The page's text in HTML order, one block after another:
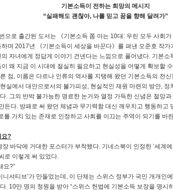
기본소득이 전하는 희망의 메시지
“실패해도 괜찮아, 나를 믿고 꿈을 향해 달려가”
으로 출간된 도서는 《기본소득 쫌 아는 10대: 우린 모두 사회
며 2017년 《기본소득이 세상을 바꾼다》를 펴낸 오준호 작
자녀에게 정답게 이야기 건넨다는 느낌으로 풀어냈다. 기본소
왜 지금 이 시대에 절실히 필요하고 현실성을 어떻게 확보할
점, 이름은 다르나 인류의 역사를 지탱해 왔던 기본소득의 전
실에서 대안으로서의 불가피성, 현실적인 재원 마련의 방안,
. 그의 반박 불가능한 명료한 논거와 열정 가득한 신념은 절망
든다. 방패로 써 왔던 체념과 무기력함 대신 깨우치고 행동하고
를 가치 있는 존재로 인정하고 사회를 이끄는 주역이 되기를 바
요?
바닥에 거대한 포스터가 부착됐다. 기네스북이 인정한 ‘세계
로 이렇게 써 있었다.
요?”
니셔티브’가 만들었는데, 이 단체는 스위스 정부가 국민 개개인
. 10만 명의 청원을 받아 “스위스 헌법에 기본소득 보장을 명시